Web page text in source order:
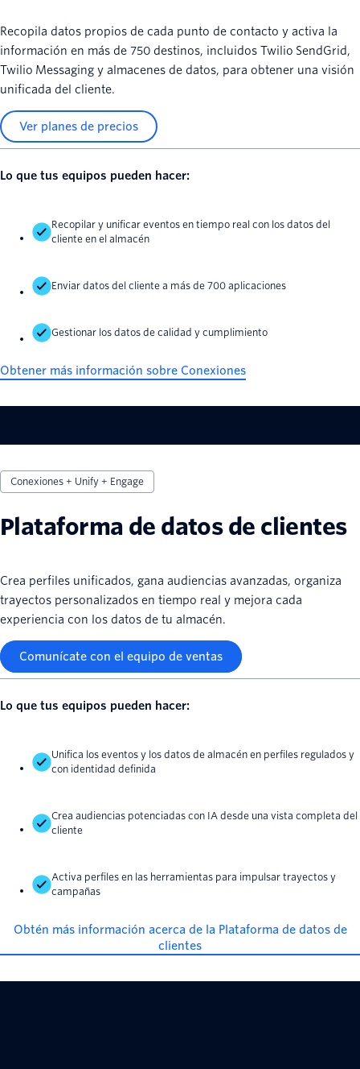
Recopila datos propios de cada punto de contacto y activa la
información en más de 750 destinos, incluidos Twilio SendGrid,
Twilio Messaging y almacenes de datos, para obtener una visión
unificada del cliente.
Ver planes de precios
Lo que tus equipos pueden hacer:
Recopilar y unificar eventos en tiempo real con los datos del
cliente en el almacén
Enviar datos del cliente a más de 700 aplicaciones
Gestionar los datos de calidad y cumplimiento
Obtener más información sobre Conexiones
Conexiones + Unify + Engage
Plataforma de datos de clientes
Crea perfiles unificados, gana audiencias avanzadas, organiza
trayectos personalizados en tiempo real y mejora cada
experiencia con los datos de tu almacén.
Comunícate con el equipo de ventas
Lo que tus equipos pueden hacer:
Unifica los eventos y los datos de almacén en perfiles regulados y
con identidad definida
Crea audiencias potenciadas con IA desde una vista completa del
cliente
Activa perfiles en las herramientas para impulsar trayectos y
campañas
Obtén más información acerca de la Plataforma de datos de
clientes